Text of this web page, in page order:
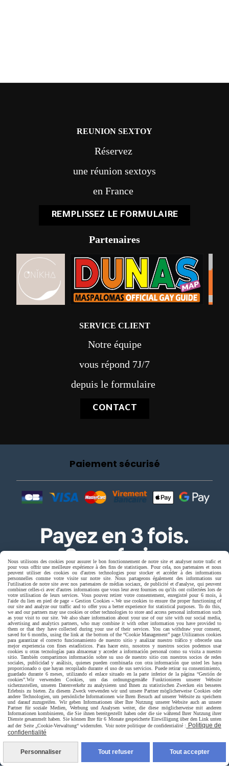
REUNION SEXTOY
Réservez
une réunion sextoys
en France
REMPLISSEZ LE FORMULAIRE
Partenaires
SERVICE CLIENT
Notre équipe
vous répond 7J/7
depuis le formulaire
CONTACT
Paiement sécurisé
Livraison rapide
livraison à domicile France et union europeen
Nous utilisons des cookies pour assurer le bon fonctionnement de notre site et analyser notre trafic et
pour vous offrir une meilleure expérience à des fins de statistiques. Pour cela, nos partenaires et nous
peuvent utiliser des cookies ou d'autres technologies pour stocker et accéder à des informations
personnelles comme votre visite sur notre site. Nous partageons également des informations sur
l'utilisation de notre site avec nos partenaires de médias sociaux, de publicité et d'analyse, qui peuvent
combiner celles-ci avec d'autres informations que vous leur avez fournies ou qu'ils ont collectées lors de
votre utilisation de leurs services. Vous pouvez retirer votre consentement, enregistré pour 6 mois, à
l'aide du lien en pied de page « Gestion Cookies ». We use cookies to ensure the proper functioning of
our site and analyze our traffic and to offer you a better experience for statistical purposes. To do this,
we and our partners may use cookies or other technologies to store and access personal information such
as your visit to our site. We also share information about your use of our site with our social media,
advertising and analytics partners, who may combine it with other information you have provided to
them or that they have collected during your use of their services. You can withdraw your consent,
saved for 6 months, using the link at the bottom of the “Cookie Management” page. Utilizamos cookies
para garantizar el correcto funcionamiento de nuestro sitio y analizar nuestro tráfico y ofrecerle una
mejor experiencia con fines estadísticos. Para hacer esto, nosotros y nuestros socios podemos usar
cookies u otras tecnologías para almacenar y acceder a información personal como su visita a nuestro
sitio. También compartimos información sobre su uso de nuestro sitio con nuestros socios de redes
sociales, publicidad y análisis, quienes pueden combinarla con otra información que usted les haya
proporcionado o que hayan recopilado durante el uso de sus servicios. Puede retirar su consentimiento,
guardado durante 6 meses, utilizando el enlace situado en la parte inferior de la página “Gestión de
cookies”. Wir verwenden Cookies, um das ordnungsgemäße Funktionieren unserer Website
sicherzustellen, unseren Datenverkehr zu analysieren und Ihnen zu statistischen Zwecken ein besseres
Erlebnis zu bieten. Zu diesem Zweck verwenden wir und unsere Partner möglicherweise Cookies oder
andere Technologien, um persönliche Informationen wie Ihren Besuch auf unserer Website zu speichern
und darauf zuzugreifen. Wir geben Informationen über Ihre Nutzung unserer Website auch an unsere
Partner für soziale Medien, Werbung und Analysen weiter, die diese möglicherweise mit anderen
Informationen kombinieren, die Sie ihnen bereitgestellt haben oder die sie während Ihrer Nutzung ihrer
Dienste gesammelt haben. Sie können Ihre für 6 Monate gespeicherte Einwilligung über den Link unten
auf der Seite „Cookie-Verwaltung“ widerrufen. Voir notre politique de confidentialité :
Politique de
confidentialité
Personnaliser Tout refuser Tout accepter